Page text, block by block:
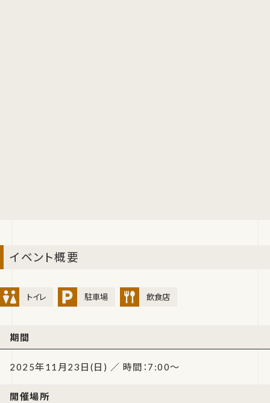
イベント概要
トイレ 駐車場 飲食店
期間
2025年11月23日(日) ／ 時間：7:00～
開催場所